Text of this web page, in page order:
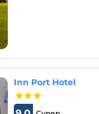
Inn Port Hotel